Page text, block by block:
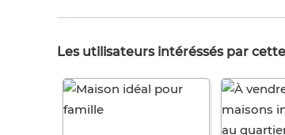
Les utilisateurs intéréssés par